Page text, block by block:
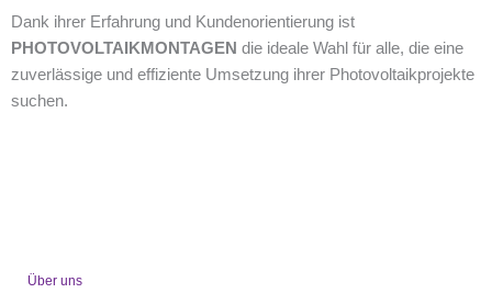
Dank ihrer Erfahrung und Kundenorientierung ist
PHOTOVOLTAIKMONTAGEN die ideale Wahl für alle, die eine
zuverlässige und effiziente Umsetzung ihrer Photovoltaikprojekte
suchen.
Über uns